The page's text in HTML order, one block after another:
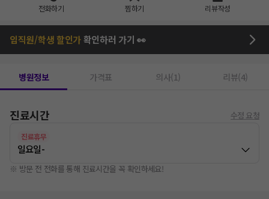
전화하기 찜하기 리뷰작성
임직원/학생 할인가확인하러 가기 👀
병원정보 가격표 의사(1) 리뷰(4)
진료시간 수정 요청
진료휴무
일요일-
※ 방문 전 전화를 통해 진료시간을 꼭 확인하세요!